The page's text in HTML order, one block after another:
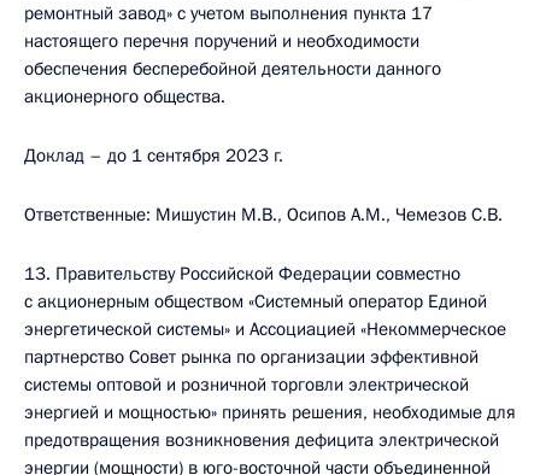
ремонтный завод» с учетом выполнения пункта 17
настоящего перечня поручений и необходимости
обеспечения бесперебойной деятельности данного
акционерного общества.
Доклад – до 1 сентября 2023 г.
Ответственные: Мишустин М.В., Осипов А.М., Чемезов С.В.
13. Правительству Российской Федерации совместно
с акционерным обществом «Системный оператор Единой
энергетической системы» и Ассоциацией «Некоммерческое
партнерство Совет рынка по организации эффективной
системы оптовой и розничной торговли электрической
энергией и мощностью» принять решения, необходимые для
предотвращения возникновения дефицита электрической
энергии (мощности) в юго-восточной части объединенной